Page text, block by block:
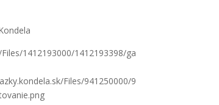
1412193000/1412193398/ga
Files/941250000/9